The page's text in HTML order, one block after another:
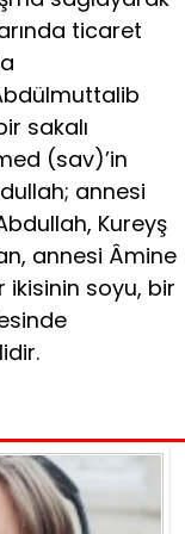
ticaret
sakalı
(sav)’in
annesi
Kureyş
annesi Âmine
ikisinin soyu, bir